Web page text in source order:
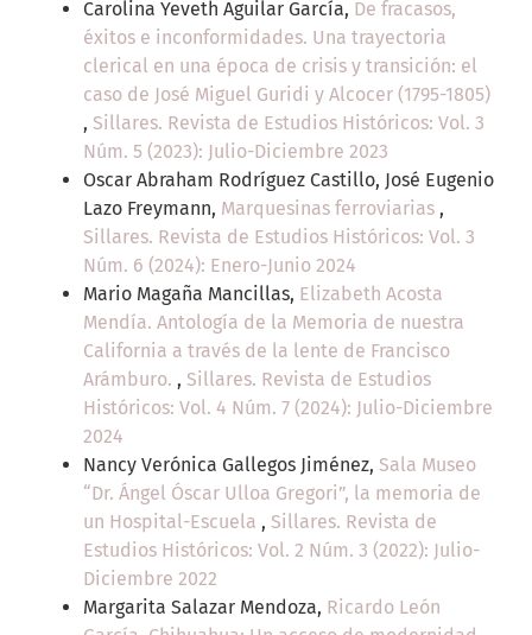
Carolina Yeveth Aguilar García, De fracasos,
éxitos e inconformidades. Una trayectoria
clerical en una época de crisis y transición: el
caso de José Miguel Guridi y Alcocer (1795-1805)
, Sillares. Revista de Estudios Históricos: Vol. 3
Núm. 5 (2023): Julio-Diciembre 2023
Oscar Abraham Rodríguez Castillo, José Eugenio
Lazo Freymann, Marquesinas ferroviarias ,
Sillares. Revista de Estudios Históricos: Vol. 3
Núm. 6 (2024): Enero-Junio 2024
Mario Magaña Mancillas, Elizabeth Acosta
Mendía. Antología de la Memoria de nuestra
California a través de la lente de Francisco
Arámburo. , Sillares. Revista de Estudios
Históricos: Vol. 4 Núm. 7 (2024): Julio-Diciembre
2024
Nancy Verónica Gallegos Jiménez, Sala Museo
“Dr. Ángel Óscar Ulloa Gregori”, la memoria de
un Hospital-Escuela , Sillares. Revista de
Estudios Históricos: Vol. 2 Núm. 3 (2022): Julio-
Diciembre 2022
Margarita Salazar Mendoza, Ricardo León